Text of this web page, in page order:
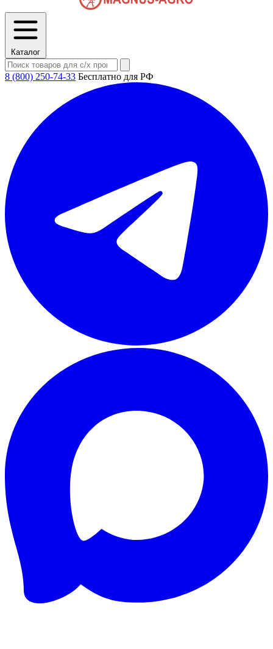
Каталог
8 (800) 250-74-33 Бесплатно для РФ